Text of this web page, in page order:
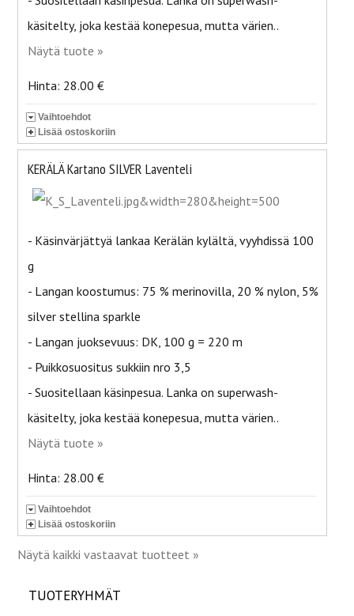
käsitelty, joka kestää konepesua, mutta värien..
Näytä tuote »
Hinta: 28.00 €
Vaihtoehdot
Lisää ostoskoriin
KERÄLÄ Kartano SILVER Laventeli
- Käsinvärjättyä lankaa Kerälän kylältä, vyyhdissä 100
g
- Langan koostumus: 75 % merinovilla, 20 % nylon, 5%
silver stellina sparkle
- Langan juoksevuus: DK, 100 g = 220 m
- Puikkosuositus sukkiin nro 3,5
- Suositellaan käsinpesua. Lanka on superwash-
käsitelty, joka kestää konepesua, mutta värien..
Näytä tuote »
Hinta: 28.00 €
Vaihtoehdot
Lisää ostoskoriin
Näytä kaikki vastaavat tuotteet »
TUOTERYHMÄT